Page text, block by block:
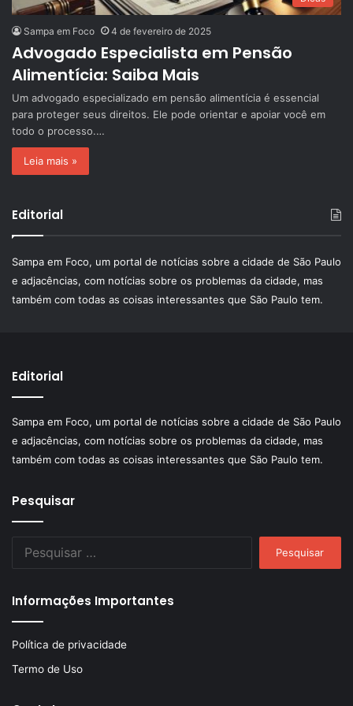
Sampa em Foco 4 de fevereiro de 2025
Advogado Especialista em Pensão
Alimentícia: Saiba Mais
Um advogado especializado em pensão alimentícia é essencial
para proteger seus direitos. Ele pode orientar e apoiar você em
todo o processo.…
Leia mais »
Editorial
Sampa em Foco, um portal de notícias sobre a cidade de São Paulo
e adjacências, com notícias sobre os problemas da cidade, mas
também com todas as coisas interessantes que São Paulo tem.
Editorial
Sampa em Foco, um portal de notícias sobre a cidade de São Paulo
e adjacências, com notícias sobre os problemas da cidade, mas
também com todas as coisas interessantes que São Paulo tem.
Pesquisar
Informações Importantes
Política de privacidade
Termo de Uso